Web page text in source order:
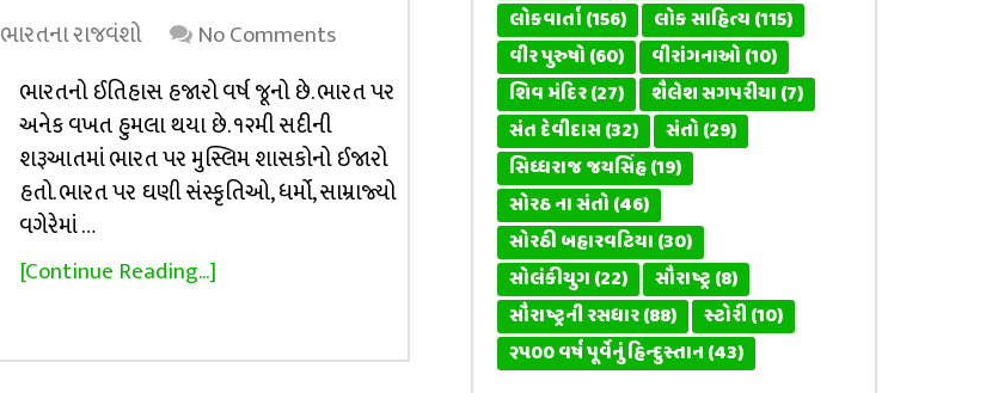
ભારતના રાજવંશો
No Comments
ભારતનો ઈતિહાસ હજારો વર્ષ જૂનો છે. ભારત પર
અનેક વખત હુમલા થયા છે. ૧૨મી સદીની
શરૂઆતમાં ભારત પર મુસ્લિમ શાસકોનો ઈજારો
હતો. ભારત પર ઘણી સંસ્કૃતિઓ, ધર્મો, સામ્રાજ્યો
વગેરેમાં …
[Continue Reading...]
લોકવાર્તા(156) લોક સાહિત્ય(115)
વીર પુરુષો(60) વીરાંગનાઓ(10)
શિવ મંદિર(27) શૈલેશ સગપરીયા(7)
સંત દેવીદાસ(32) સંતો(29)
સિધ્ધરાજ જયસિંહ(19)
સોરઠ ના સંતો(46)
સોરઠી બહારવટિયા(30)
સોલંકીયુગ(22) સૌરાષ્ટ્ર(8)
સૌરાષ્ટ્રની રસધાર(88) સ્ટોરી(10)
૨૫૦૦ વર્ષ પૂર્વેનું હિન્દુસ્તાન(43)